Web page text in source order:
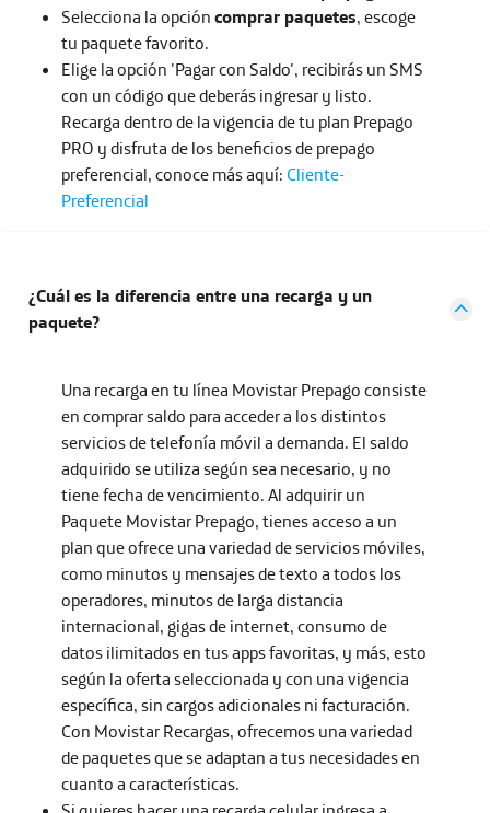
Selecciona la opción comprar paquetes, escoge
tu paquete favorito.
Elige la opción 'Pagar con Saldo', recibirás un SMS
con un código que deberás ingresar y listo.
Recarga dentro de la vigencia de tu plan Prepago
PRO y disfruta de los beneficios de prepago
preferencial, conoce más aquí: Cliente-
Preferencial
¿Cuál es la diferencia entre una recarga y un
paquete?
Una recarga en tu línea Movistar Prepago consiste
en comprar saldo para acceder a los distintos
servicios de telefonía móvil a demanda. El saldo
adquirido se utiliza según sea necesario, y no
tiene fecha de vencimiento. Al adquirir un
Paquete Movistar Prepago, tienes acceso a un
plan que ofrece una variedad de servicios móviles,
como minutos y mensajes de texto a todos los
operadores, minutos de larga distancia
internacional, gigas de internet, consumo de
datos ilimitados en tus apps favoritas, y más, esto
según la oferta seleccionada y con una vigencia
específica, sin cargos adicionales ni facturación.
Con Movistar Recargas, ofrecemos una variedad
de paquetes que se adaptan a tus necesidades en
cuanto a características.